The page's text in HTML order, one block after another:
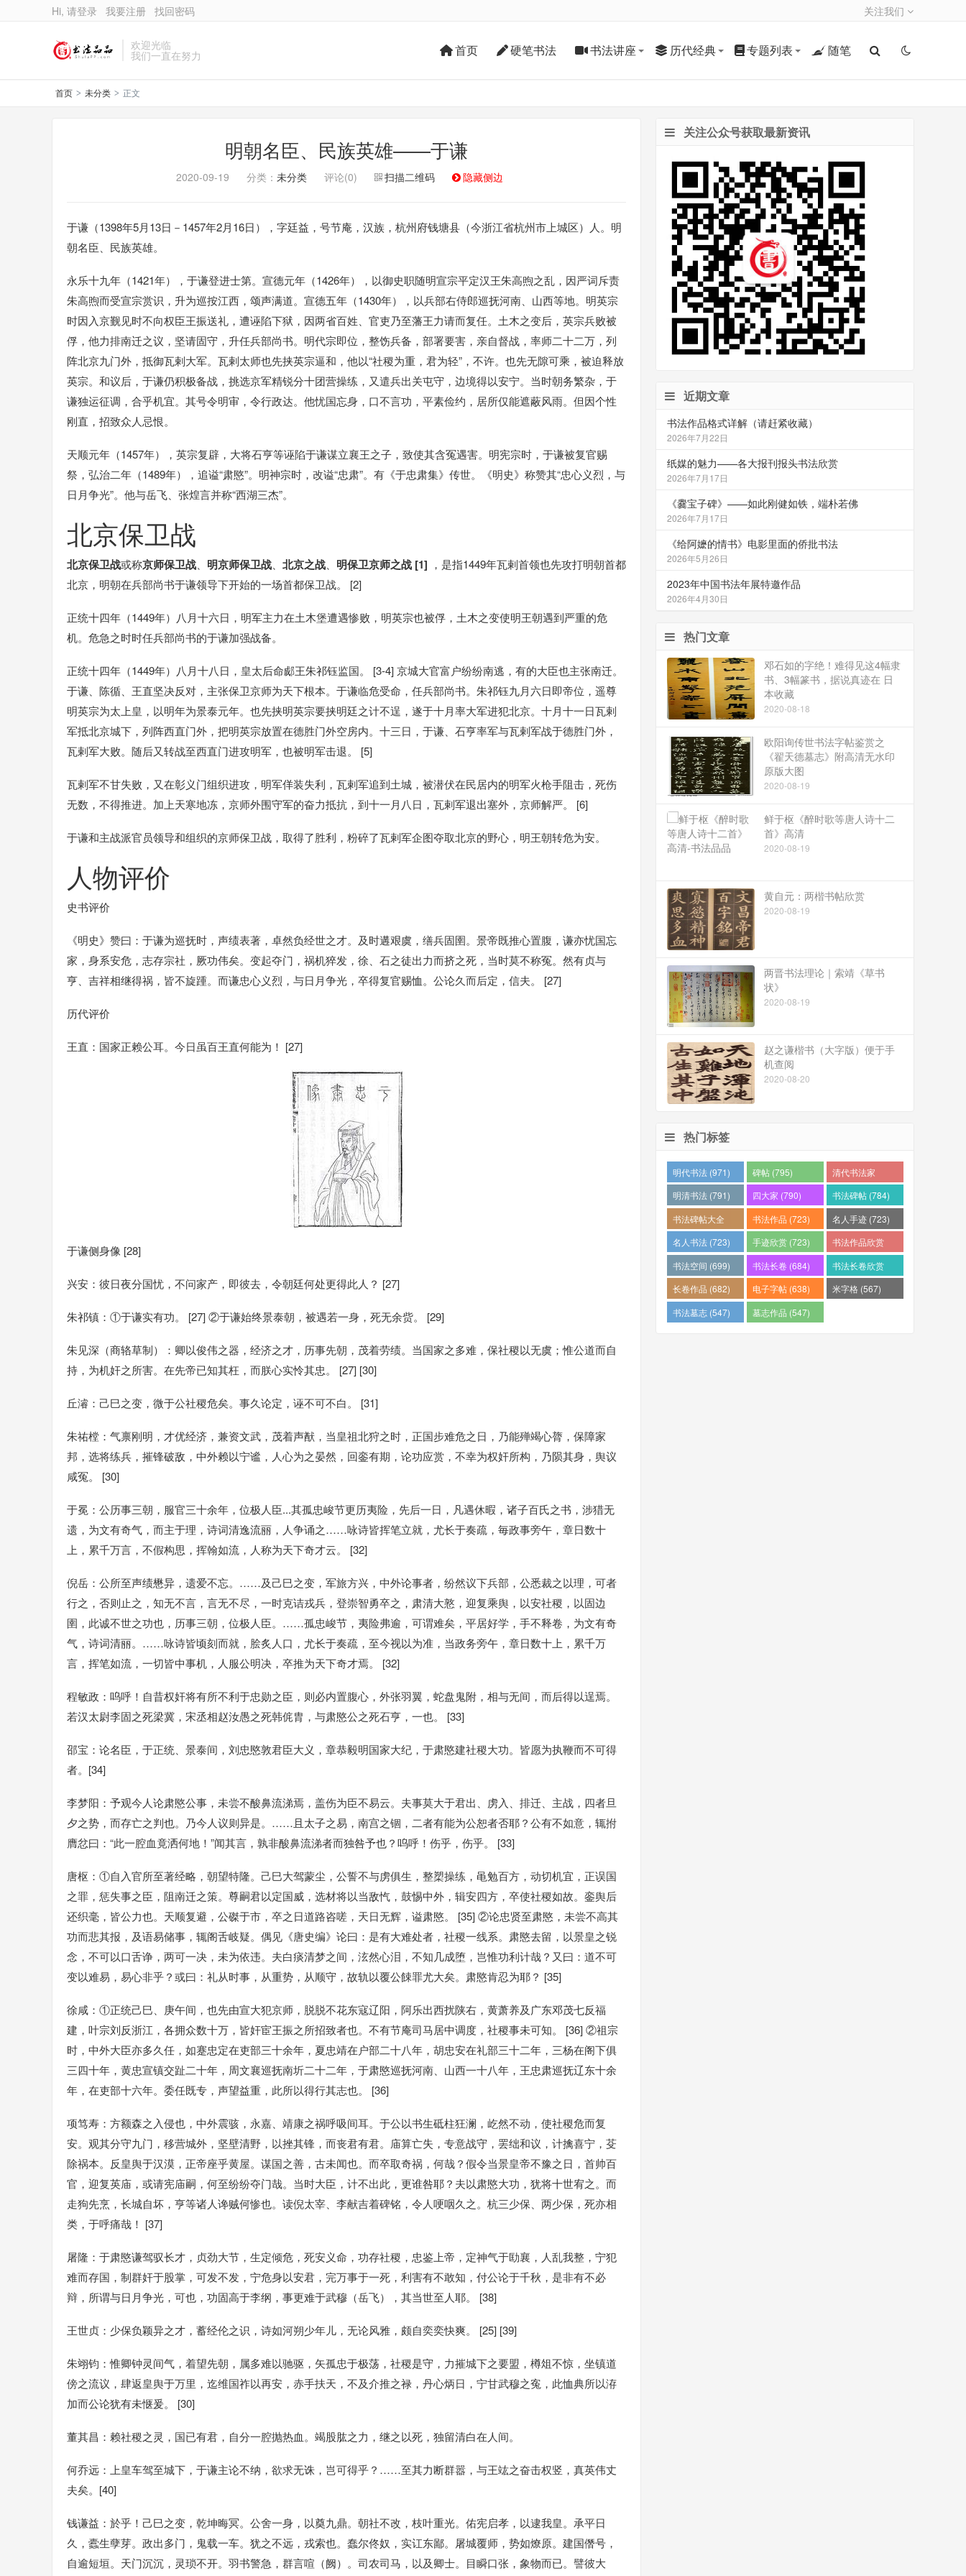
关注我们
Hi, 请登录 我要注册 找回密码
欢迎光临
我们一直在努力 首页 硬笔书法 书法讲座 历代经典 专题列表 随笔
首页 > 未分类 > 正文
明朝名臣、民族英雄——于谦
2020-09-19 分类： 未分类 评论(0) 扫描二维码 隐藏侧边
于谦（1398年5月13日－1457年2月16日），字廷益，号节庵，汉族，杭州府钱塘县（今浙江省杭州市上城区）人。明
朝名臣、民族英雄。
永乐十九年（1421年），于谦登进士第。宣德元年（1426年），以御史职随明宣宗平定汉王朱高煦之乱，因严词斥责
朱高煦而受宣宗赏识，升为巡按江西，颂声满道。宣德五年（1430年），以兵部右侍郎巡抚河南、山西等地。明英宗
时因入京觐见时不向权臣王振送礼，遭诬陷下狱，因两省百姓、官吏乃至藩王力请而复任。土木之变后，英宗兵败被
俘，他力排南迁之议，坚请固守，升任兵部尚书。明代宗即位，整饬兵备，部署要害，亲自督战，率师二十二万，列
阵北京九门外，抵御瓦剌大军。瓦剌太师也先挟英宗逼和，他以“社稷为重，君为轻”，不许。也先无隙可乘，被迫释放
英宗。和议后，于谦仍积极备战，挑选京军精锐分十团营操练，又遣兵出关屯守，边境得以安宁。当时朝务繁杂，于
谦独运征调，合乎机宜。其号令明审，令行政达。他忧国忘身，口不言功，平素俭约，居所仅能遮蔽风雨。但因个性
刚直，招致众人忌恨。
天顺元年（1457年），英宗复辟，大将石亨等诬陷于谦谋立襄王之子，致使其含冤遇害。明宪宗时，于谦被复官赐
祭，弘治二年（1489年），追谥“肃愍”。明神宗时，改谥“忠肃”。有《于忠肃集》传世。《明史》称赞其“忠心义烈，与
日月争光”。他与岳飞、张煌言并称“西湖三杰”。
北京保卫战
北京保卫战或称京师保卫战 明京师保卫战 北京之战 明保卫京师之战 [1] ，是指1449年瓦剌首领也先攻打明朝首都
北京，明朝在兵部尚书于谦领导下开始的一场首都保卫战。 [2]
正统十四年（1449年）八月十六日，明军主力在土木堡遭遇惨败，明英宗也被俘，土木之变使明王朝遇到严重的危
机。危急之时时任兵部尚书的于谦加强战备。
正统十四年（1449年）八月十八日，皇太后命郕王朱祁钰监国。 [3-4] 京城大官富户纷纷南逃，有的大臣也主张南迁。
于谦、陈循、王直坚决反对，主张保卫京师为天下根本。于谦临危受命，任兵部尚书。朱祁钰九月六日即帝位，遥尊
明英宗为太上皇，以明年为景泰元年。也先挟明英宗要挟明廷之计不逞，遂于十月率大军进犯北京。十月十一日瓦剌
军抵北京城下，列阵西直门外，把明英宗放置在德胜门外空房内。十三日，于谦、石亨率军与瓦剌军战于德胜门外，
瓦剌军大败。随后又转战至西直门进攻明军，也被明军击退。 [5]
瓦剌军不甘失败，又在彰义门组织进攻，明军佯装失利，瓦剌军追到土城，被潜伏在民居内的明军火枪手阻击，死伤
无数，不得推进。加上天寒地冻，京师外围守军的奋力抵抗，到十一月八日，瓦剌军退出塞外，京师解严。 [6]
于谦和主战派官员领导和组织的京师保卫战，取得了胜利，粉碎了瓦剌军企图夺取北京的野心，明王朝转危为安。
人物评价
史书评价
《明史》赞曰：于谦为巡抚时，声绩表著，卓然负经世之才。及时遘艰虞，缮兵固圉。景帝既推心置腹，谦亦忧国忘
家，身系安危，志存宗社，厥功伟矣。变起夺门，祸机猝发，徐、石之徒出力而挤之死，当时莫不称冤。然有贞与
亨、吉祥相继得祸，皆不旋踵。而谦忠心义烈，与日月争光，卒得复官赐恤。公论久而后定，信夫。 [27]
历代评价
王直：国家正赖公耳。今日虽百王直何能为！ [27]
于谦侧身像 [28]
兴安：彼日夜分国忧，不问家产，即彼去，令朝廷何处更得此人？ [27]
朱祁镇：①于谦实有功。 [27] ②于谦始终景泰朝，被遇若一身，死无余赀。 [29]
朱见深（商辂草制）：卿以俊伟之器，经济之才，历事先朝，茂着劳绩。当国家之多难，保社稷以无虞；惟公道而自
持，为机奸之所害。在先帝已知其枉，而朕心实怜其忠。 [27] [30]
丘濬：己巳之变，微于公社稷危矣。事久论定，诬不可不白。 [31]
朱祐樘：气禀刚明，才优经济，兼资文武，茂着声猷，当皇祖北狩之时，正国步难危之日，乃能殚竭心膂，保障家
邦，选将练兵，摧锋破敌，中外赖以宁谧，人心为之晏然，回銮有期，论功应赏，不幸为权奸所构，乃陨其身，舆议
咸冤。 [30]
于冕：公历事三朝，服官三十余年，位极人臣...其孤忠峻节更历夷险，先后一日，凡遇休暇，诸子百氏之书，涉猎无
遗，为文有奇气，而主于理，诗词清逸流丽，人争诵之……咏诗皆挥笔立就，尤长于奏疏，毎政事旁午，章日数十
上，累千万言，不假构思，挥翰如流，人称为天下奇才云。 [32]
倪岳：公所至声绩懋异，遗爱不忘。……及己巳之变，军旅方兴，中外论事者，纷然议下兵部，公悉裁之以理，可者
行之，否则止之，知无不言，言无不尽，一时克诘戎兵，登崇智勇卒之，肃清大憝，迎复乘舆，以安社稷，以固边
圉，此诚不世之功也，历事三朝，位极人臣。……孤忠峻节，夷险弗逾，可谓难矣，平居好学，手不释卷，为文有奇
气，诗词清丽。……咏诗皆顷刻而就，脍炙人口，尤长于奏疏，至今视以为准，当政务旁午，章日数十上，累千万
言，挥笔如流，一切皆中事机，人服公明决，卒推为天下奇才焉。 [32]
程敏政：呜呼！自昔权奸将有所不利于忠勋之臣，则必内置腹心，外张羽翼，蛇盘鬼附，相与无间，而后得以逞焉。
若汉太尉李固之死梁冀，宋丞相赵汝愚之死韩侂胄，与肃愍公之死石亨，一也。 [33]
邵宝：论名臣，于正统、景泰间，刘忠愍敦君臣大义，章恭毅明国家大纪，于肃愍建社稷大功。皆愿为执鞭而不可得
者。[34]
李梦阳：予观今人论肃愍公事，未尝不酸鼻流涕焉，盖伤为臣不易云。夫事莫大于君出、虏入、排迁、主战，四者旦
夕之势，而存亡之判也。乃今人议则异是。……且太子之易，南宫之锢，二者有能为公恕者否耶？公有不如意，辄拊
膺忿曰：“此一腔血竟洒何地！”闻其言，孰非酸鼻流涕者而独咎予也？呜呼！伤乎，伤乎。 [33]
唐枢：①自入官所至著经略，朝望特隆。己巳大驾蒙尘，公誓不与虏俱生，整槊操练，黾勉百方，动切机宜，正误国
之罪，惩失事之臣，阻南迁之策。尊嗣君以定国威，选材将以当敌忾，鼓惕中外，辑安四方，卒使社稷如故。銮舆后
还织毫，皆公力也。天顺复避，公磔于市，卒之日道路咨嗟，天日无辉，谥肃愍。 [35] ②论忠贤至肃愍，未尝不高其
功而悲其报，及语易储事，辄阁舌岐疑。偶见《唐史编》论曰：是有大难处者，社稷一线系。肃愍去留，以景皇之锐
念，不可以口舌诤，两可一决，未为依违。夫白痰清梦之间，泫然心泪，不知几成堕，岂惟功利计哉？又曰：道不可
变以难易，易心非乎？或曰：礼从时事，从重势，从顺守，故轨以覆公餗罪尤大矣。肃愍肯忍为耶？ [35]
徐咸：①正统己巳、庚午间，也先由宣大犯京师，脱脱不花东寇辽阳，阿乐出西扰陕右，黄萧养及广东邓茂七反福
建，叶宗刘反浙江，各拥众数十万，皆奸宦王振之所招致者也。不有节庵司马居中调度，社稷事未可知。 [36] ②祖宗
时，中外大臣亦多久任，如蹇忠定在吏部三十余年，夏忠靖在户部二十八年，胡忠安在礼部三十二年，三杨在阁下俱
三四十年，黄忠宣镇交趾二十年，周文襄巡抚南圻二十二年，于肃愍巡抚河南、山西一十八年，王忠肃巡抚辽东十余
年，在吏部十六年。委任既专，声望益重，此所以得行其志也。 [36]
项笃寿：方额森之入侵也，中外震骇，永嘉、靖康之祸呼吸间耳。于公以书生砥柱狂澜，屹然不动，使社稷危而复
安。观其分守九门，移营城外，坚壁清野，以挫其锋，而丧君有君。庙算亡失，专意战守，罢绌和议，计擒喜宁，芟
除祸本。反皇舆于汉漠，正帝座乎黄屋。谋国之善，古未闻也。而卒取奇祸，何哉？假令当景皇帝不豫之日，首帅百
官，迎复英庙，或请宪庙嗣，何至纷纷夺门哉。当时大臣，计不出此，更谁咎耶？夫以肃愍大功，犹将十世宥之。而
走狗先烹，长城自坏，亨等诸人谗贼何惨也。读倪太宰、李献吉着碑铭，令人哽咽久之。杭三少保、两少保，死亦相
类，于呼痛哉！ [37]
屠隆：于肃愍谦驾驭长才，贞劲大节，生定倾危，死安义命，功存社稷，忠鉴上帝，定神气于劻襄，人乱我整，宁犯
难而存国，制群奸于股掌，可发不发，宁危身以安君，完万事于一死，利害有不敢知，付公论于千秋，是非有不必
辩，所谓与日月争光，可也，功固高于李纲，事更难于武穆（岳飞），其当世至人耶。 [38]
王世贞：少保负颖异之才，蓄经伦之识，诗如河朔少年儿，无论风雅，颇自奕奕快爽。 [25] [39]
朱翊钧：惟卿钟灵间气，着望先朝，属多难以驰驱，矢孤忠于极荡，社稷是守，力摧城下之要盟，樽俎不惊，坐镇道
傍之流议，肆返皇舆于万里，迄维国祚以再安，赤手扶天，不及介推之禄，丹心炳日，宁甘武穆之寃，此恤典所以洊
加而公论犹有未惬爰。 [30]
董其昌：赖社稷之灵，国已有君，自分一腔抛热血。竭股肱之力，继之以死，独留清白在人间。
何乔远：上皇车驾至城下，于谦主论不纳，欲求无诛，岂可得乎？……至其力断群嚣，与王竑之奋击权竖，真英伟丈
夫矣。[40]
钱谦益：於乎！己巳之变，乾坤晦冥。公舍一身，以奠九鼎。朝社不改，枝叶重光。佑宪启孝，以逮我皇。承平日
久，蠹生孽芽。政出多门，鬼载一车。犹之不远，戎索也。蠢尔佟奴，实讧东鄙。屠城覆师，势如燎原。建国僭号，
自逾短垣。天门沉沉，灵琐不开。羽书警急，群言喧（阙）。司农司马，以及卿士。目瞬口张，象物而已。譬彼大
关注公众号获取最新资讯
近期文章
书法作品格式详解（请赶紧收藏）
2026年7月22日
纸媒的魅力——各大报刊报头书法欣赏
2026年7月17日
《爨宝子碑》——如此刚健如铁，端朴若佛
2026年7月17日
《给阿嬷的情书》电影里面的侨批书法
2026年5月26日
2023年中国书法年展特邀作品
2026年4月30日
热门文章
邓石如的字绝！难得见这4幅隶
书、3幅篆书，据说真迹在 日
本收藏
2020-08-18
欧阳询传世书法字帖鉴赏之
《翟天德墓志》附高清无水印
原版大图
2020-08-19
鲜于枢《醉时歌等唐人诗十二
首》高清
2020-08-19
黄自元：两楷书帖欣赏
2020-08-19
两晋书法理论｜索靖《草书
状》
2020-08-19
赵之谦楷书（大字版）便于手
机查阅
2020-08-20
热门标签
明代书法 (971) 碑帖 (795)
清代书法家
(794)
明清书法 (791) 四大家 (790)
书法碑帖 (784)
书法碑帖大全
(784)
书法作品 (723)
名人手迹 (723)
名人书法 (723)
手迹欣赏 (723)
书法作品欣赏
(710)
书法空间 (699) 书法长卷 (684)
书法长卷欣赏
(682)
长卷作品 (682) 电子字帖 (638)
米字格 (567)
书法墓志 (547)
墓志作品 (547)